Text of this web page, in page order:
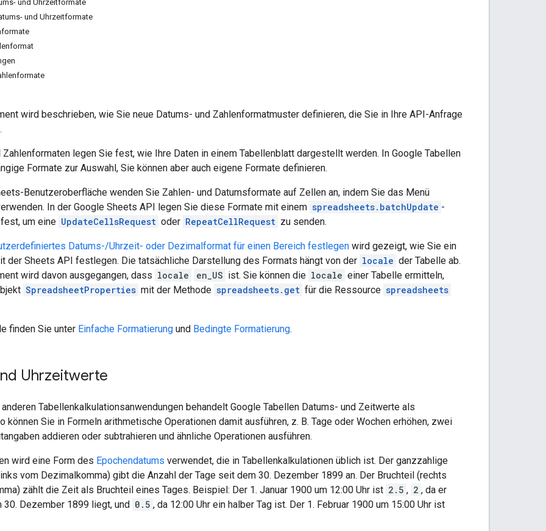
und Uhrzeitformate
und Uhrzeitformate
wird beschrieben, wie Sie neue Datums- und Zahlenformatmuster definieren, die Sie in Ihre API-Anfrage
Zahlenformaten legen Sie fest, wie Ihre Daten in einem Tabellenblatt dargestellt werden. In Google Tabellen
Formate zur Auswahl, Sie können aber auch eigene Formate definieren.
Benutzeroberfläche wenden Sie Zahlen- und Datumsformate auf Zellen an, indem Sie das Menü
In der Google Sheets API legen Sie diese Formate mit einem spreadsheets.batchUpdate -
fest, um eine UpdateCellsRequest oder RepeatCellRequest zu senden.
Datums-/Uhrzeit- oder Dezimalformat für einen Bereich festlegen wird gezeigt, wie Sie ein
der Sheets API festlegen. Die tatsächliche Darstellung des Formats hängt von der locale der Tabelle ab.
wird davon ausgegangen, dass locale en_US ist. Sie können die locale einer Tabelle ermitteln,
SpreadsheetProperties mit der Methode spreadsheets.get für die Ressource spreadsheets
finden Sie unter Einfache Formatierung und Bedingte Formatierung.
Uhrzeitwerte
anderen Tabellenkalkulationsanwendungen behandelt Google Tabellen Datums- und Zeitwerte als
können Sie in Formeln arithmetische Operationen damit ausführen, z. B. Tage oder Wochen erhöhen, zwei
addieren oder subtrahieren und ähnliche Operationen ausführen.
wird eine Form des Epochendatums verwendet, die in Tabellenkalkulationen üblich ist. Der ganzzahlige
vom Dezimalkomma) gibt die Anzahl der Tage seit dem 30. Dezember 1899 an. Der Bruchteil (rechts
zählt die Zeit als Bruchteil eines Tages. Beispiel: Der 1. Januar 1900 um 12:00 Uhr ist 2.5 , 2 , da er
30. Dezember 1899 liegt, und 0.5 , da 12:00 Uhr ein halber Tag ist. Der 1. Februar 1900 um 15:00 Uhr ist